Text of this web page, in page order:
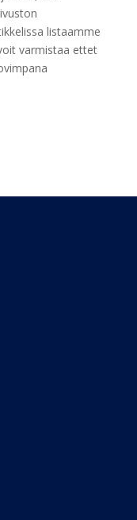
listaamme
varmistaa ettet